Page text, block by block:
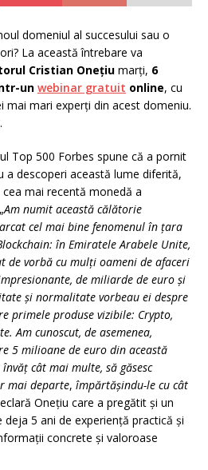
domeniul al succesului sau o
La această întrebare va
Cristian Onețiu marți, 6
un webinar gratuit online, cu
mai mari experți din acest domeniu.
Top 500 Forbes spune că a pornit
a descoperi această lume diferită,
mai recentă monedă a
Am numit această călătorie
cel mai bine fenomenul în țara
în Emiratele Arabele Unite,
de vorbă cu mulți oameni de afaceri
de miliarde de euro și
și normalitate vorbeau ei despre
primele produse vizibile: Crypto,
Am cunoscut, de asemenea,
5 milioane de euro din această
cât mai multe, să găsesc
mai departe, împărtășindu-le cu cât
Onețiu care a pregătit și un
5 ani de experiență practică și
concrete și valoroase